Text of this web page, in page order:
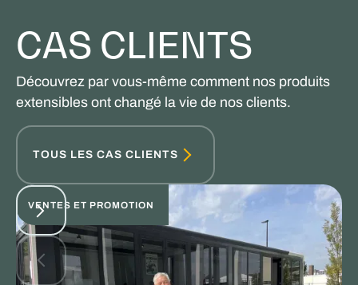
CAS CLIENTS
Découvrez par vous-même comment nos produits
extensibles ont changé la vie de nos clients.
TOUS LES CAS CLIENTS
VENTES ET PROMOTION